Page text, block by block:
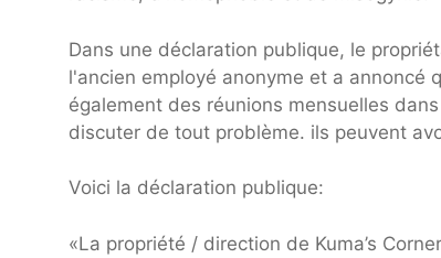
Dans une déclaration publique, le
l'ancien employé anonyme et a
également des réunions mensuelles
discuter de tout problème. ils peuvent
Voici la déclaration publique:
«La propriété / direction de Kuma’s